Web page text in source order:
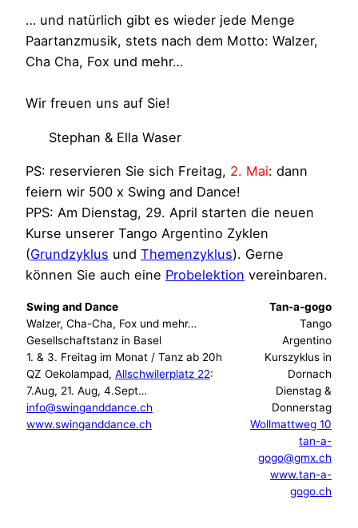
… und natürlich gibt es wieder jede Menge
Paartanzmusik, stets nach dem Motto: Walzer,
Cha Cha, Fox und mehr…
Wir freuen uns auf Sie!
Stephan & Ella Waser
PS: reservieren Sie sich Freitag, 2. Mai: dann
feiern wir 500 x Swing and Dance!
PPS: Am Dienstag, 29. April starten die neuen
Kurse unserer Tango Argentino Zyklen
(Grundzyklus und Themenzyklus). Gerne
können Sie auch eine Probelektion vereinbaren.
Swing and Dance
Walzer, Cha-Cha, Fox und mehr…
Gesellschaftstanz in Basel
1. & 3. Freitag im Monat / Tanz ab 20h
QZ Oekolampad, Allschwilerplatz 22:
7.Aug, 21. Aug, 4.Sept…
info@swinganddance.ch
www.swinganddance.ch
Tan-a-gogo
Tango
Argentino
Kurszyklus in
Dornach
Dienstag &
Donnerstag
Wollmattweg 10
tan-a-
gogo@gmx.ch
www.tan-a-
gogo.ch